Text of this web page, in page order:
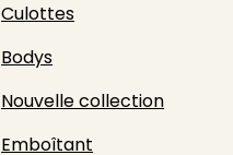
Culottes
Bodys
Nouvelle collection
Emboîtant